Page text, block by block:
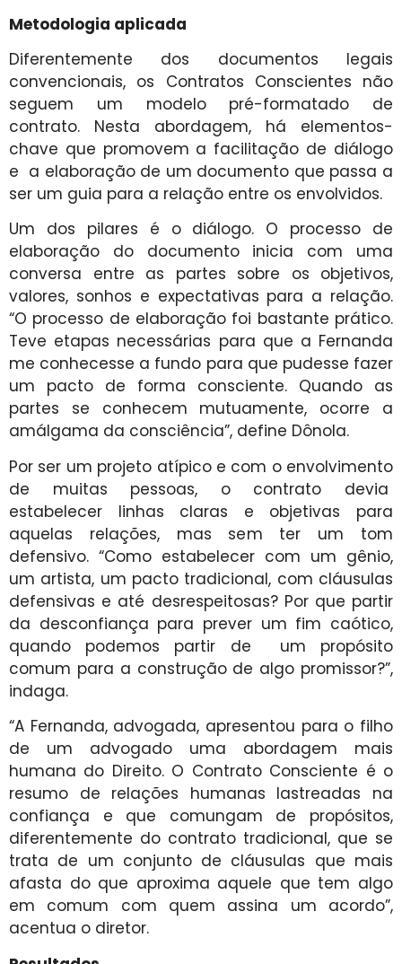
Metodologia aplicada
Diferentemente dos documentos legais
convencionais, os Contratos Conscientes não
seguem um modelo pré-formatado de
contrato. Nesta abordagem, há elementos-
chave que promovem a facilitação de diálogo
e a elaboração de um documento que passa a
ser um guia para a relação entre os envolvidos.
Um dos pilares é o diálogo. O processo de
elaboração do documento inicia com uma
conversa entre as partes sobre os objetivos,
valores, sonhos e expectativas para a relação.
“O processo de elaboração foi bastante prático.
Teve etapas necessárias para que a Fernanda
me conhecesse a fundo para que pudesse fazer
um pacto de forma consciente. Quando as
partes se conhecem mutuamente, ocorre a
amálgama da consciência”, define Dônola.
Por ser um projeto atípico e com o envolvimento
de muitas pessoas, o contrato devia
estabelecer linhas claras e objetivas para
aquelas relações, mas sem ter um tom
defensivo. “Como estabelecer com um gênio,
um artista, um pacto tradicional, com cláusulas
defensivas e até desrespeitosas? Por que partir
da desconfiança para prever um fim caótico,
quando podemos partir de um propósito
comum para a construção de algo promissor?”,
indaga.
“A Fernanda, advogada, apresentou para o filho
de um advogado uma abordagem mais
humana do Direito. O Contrato Consciente é o
resumo de relações humanas lastreadas na
confiança e que comungam de propósitos,
diferentemente do contrato tradicional, que se
trata de um conjunto de cláusulas que mais
afasta do que aproxima aquele que tem algo
em comum com quem assina um acordo”,
acentua o diretor.